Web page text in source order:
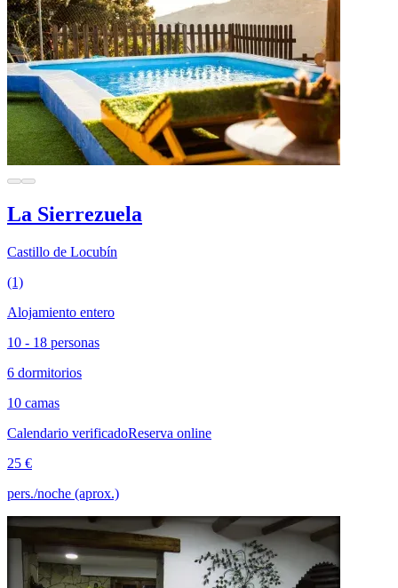
La Sierrezuela
Castillo de Locubín
(1)
Alojamiento entero
10 - 18 personas
6 dormitorios
10 camas
Calendario verificadoReserva online
25 €
pers./noche (aprox.)